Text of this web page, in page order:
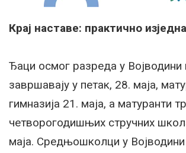
Крај наставе: практично
Ђаци осмог разреда у Војводини
завршавају у петак, 28. маја,
гимназија 21. маја, а матуранти
четворогодишњих стручних
маја. Средњошколци у